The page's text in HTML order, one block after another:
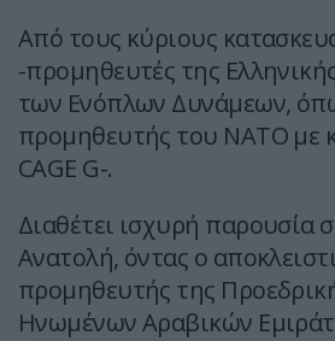
Από τους κύριους
-προμηθευτές της
των Ενόπλων Δυνάμεων,
προμηθευτής του NATO με
CAGE G-.
Διαθέτει ισχυρή παρουσία
Ανατολή, όντας ο
προμηθευτής της
Ηνωμένων Αραβικών